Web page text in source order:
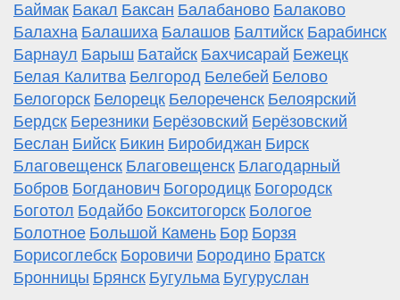
Баймак Бакал Баксан Балабаново Балаково
Балахна Балашиха Балашов Балтийск Барабинск
Барнаул Барыш Батайск Бахчисарай Бежецк
Белая Калитва Белгород Белебей Белово
Белогорск Белорецк Белореченск Белоярский
Бердск Березники Берёзовский Берёзовский
Беслан Бийск Бикин Биробиджан Бирск
Благовещенск Благовещенск Благодарный
Бобров Богданович Богородицк Богородск
Боготол Бодайбо Бокситогорск Бологое
Болотное Большой Камень Бор Борзя
Борисоглебск Боровичи Бородино Братск
Бронницы Брянск Бугульма Бугуруслан